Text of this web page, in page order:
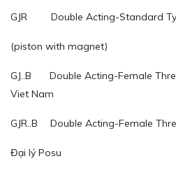
GJR Double Acting-Standard
(piston with magnet)
GJ..B Double Acting-Female
Viet Nam
GJR..B Double Acting-Female
Đại lý Posu